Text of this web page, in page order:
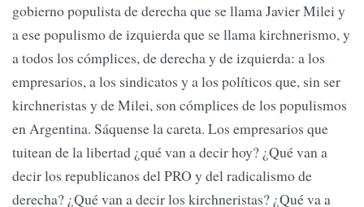
gobierno populista de derecha que se llama Javier Milei y
a ese populismo de izquierda que se llama kirchnerismo, y
a todos los cómplices, de derecha y de izquierda: a los
empresarios, a los sindicatos y a los políticos que, sin ser
kirchneristas y de Milei, son cómplices de los populismos
en Argentina. Sáquense la careta. Los empresarios que
tuitean de la libertad ¿qué van a decir hoy? ¿Qué van a
decir los republicanos del PRO y del radicalismo de
derecha? ¿Qué van a decir los kirchneristas? ¿Qué va a